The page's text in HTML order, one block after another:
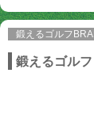
鍛えるゴルフ
鍛えるゴル